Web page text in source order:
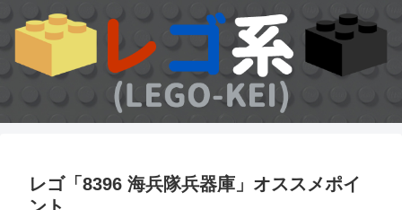
レゴ「8396 海兵隊兵器庫」オススメポイ